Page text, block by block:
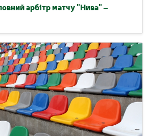
арбітр матчу "Нива" –